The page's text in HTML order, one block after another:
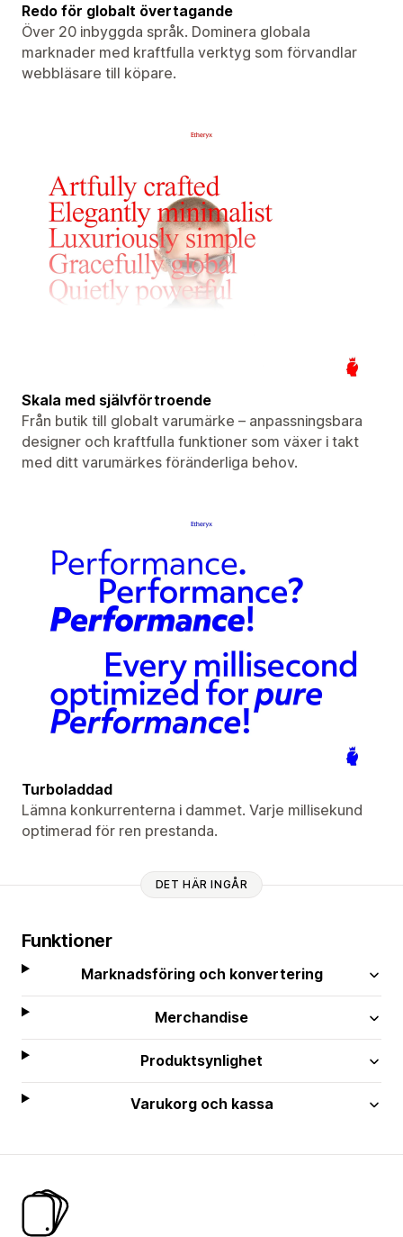
Redo för globalt övertagande
Över 20 inbyggda språk. Dominera globala
marknader med kraftfulla verktyg som förvandlar
webbläsare till köpare.
Skala med självförtroende
Från butik till globalt varumärke – anpassningsbara
designer och kraftfulla funktioner som växer i takt
med ditt varumärkes föränderliga behov.
Turboladdad
Lämna konkurrenterna i dammet. Varje millisekund
optimerad för ren prestanda.
DET HÄR INGÅR
Funktioner
Marknadsföring och konvertering
Merchandise
Produktsynlighet
Varukorg och kassa